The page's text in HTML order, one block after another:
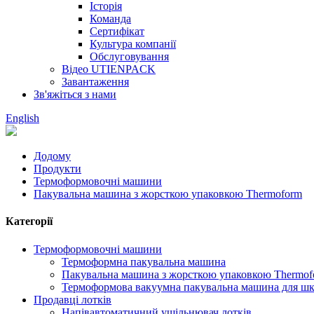
Історія
Команда
Сертифікат
Культура компанії
Обслуговування
Відео UTIENPACK
Завантаження
Зв'яжіться з нами
English
Додому
Продукти
Термоформовочні машини
Пакувальна машина з жорсткою упаковкою Thermoform
Категорії
Термоформовочні машини
Термоформна пакувальна машина
Пакувальна машина з жорсткою упаковкою
Термоформова вакуумна пакувальна машина для
Продавці лотків